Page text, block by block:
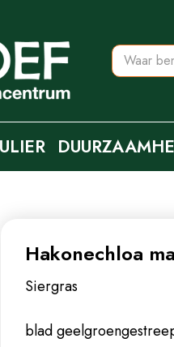
Hakonechloa
Siergras
blad